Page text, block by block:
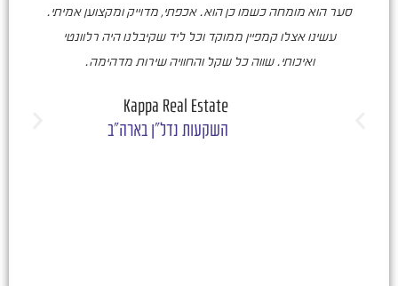
סער הוא מומחה כשמו כן הוא. אכפתי, מדוייק ומקצוען אמיתי.
עשינו אצלו קמפיין ממוקד וכל ליד שקיבלנו היה רלוונטי
ואיכותי. שווה כל שקל והחוויה שירות מדהימה.
Kappa Real Estate
השקעות נדל"ן בארה"ב